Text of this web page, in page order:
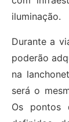
iluminação.
Durante a
poderão
na
será o
Os pontos